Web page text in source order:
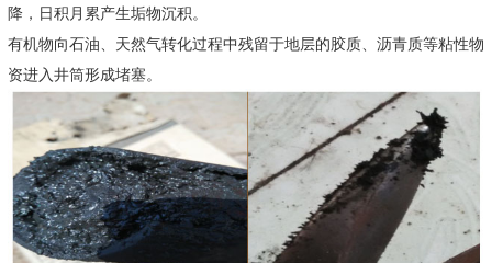
降，日积月累产生垢物沉积。
有机物向石油、天然气转化过程中残留于地层的胶质、沥青质等粘性物
资进入井筒形成堵塞。